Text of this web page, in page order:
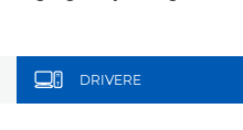
DRIVERE